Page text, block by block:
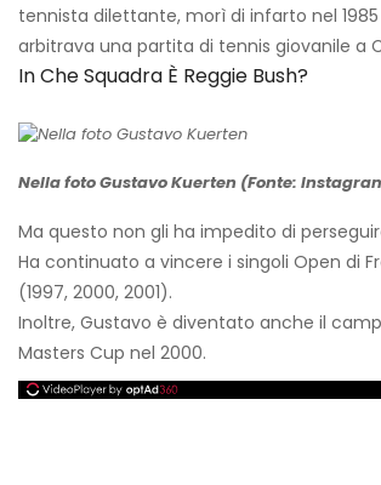
tennista dilettante, morì di infarto nel
arbitrava una partita di tennis giovanile a
In Che Squadra È Reggie Bush?
Nella foto Gustavo Kuerten (Fonte:
Ma questo non gli ha impedito di
Ha continuato a vincere i singoli Open di
(1997, 2000, 2001).
Inoltre, Gustavo è diventato anche il
Masters Cup nel 2000.